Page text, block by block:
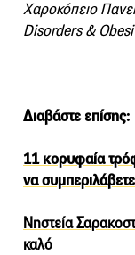
Χαροκόπειο
Disorders &
Διαβάστε επίσης:
11 κορυφαία
να
Νηστεία
καλό